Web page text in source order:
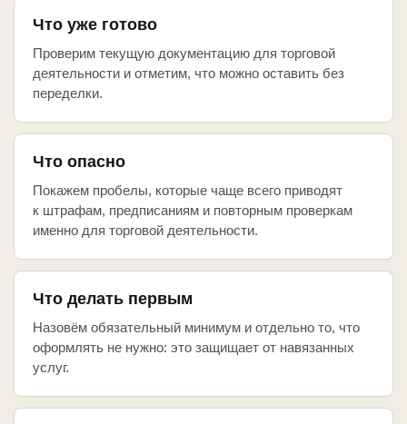
Что уже готово
Проверим текущую документацию для торговой
деятельности и отметим, что можно оставить без
переделки.
Что опасно
Покажем пробелы, которые чаще всего приводят
к штрафам, предписаниям и повторным проверкам
именно для торговой деятельности.
Что делать первым
Назовём обязательный минимум и отдельно то, что
оформлять не нужно: это защищает от навязанных
услуг.